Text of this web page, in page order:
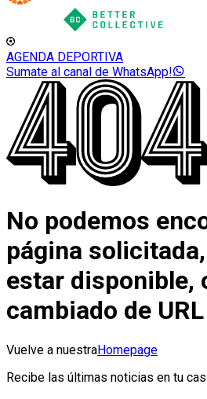
AGENDA DEPORTIVA
Sumate al canal de WhatsApp!
No podemos
página
estar disponible,
cambiado de URL
Vuelve a nuestraHomepage
Recibe las últimas noticias en tu